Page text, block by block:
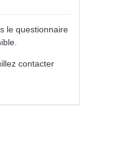
le questionnaire
contacter